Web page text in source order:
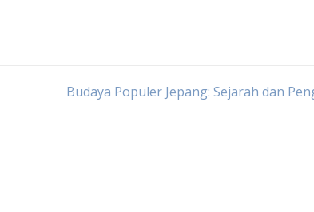
Budaya Populer Jepang: Sejarah dan